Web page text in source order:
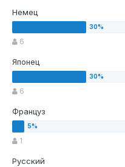
Немец
6
Японец
6
Француз
1
Русский